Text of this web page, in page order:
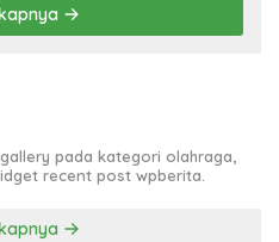
pada kategori olahraga,
recent post wpberita.